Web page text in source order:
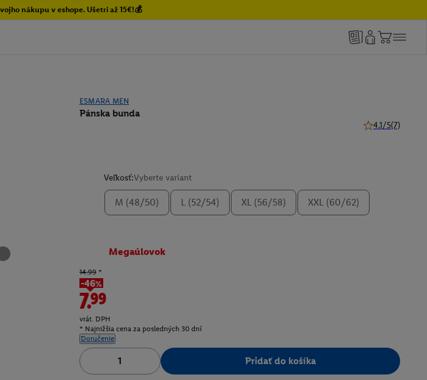
nákupu v eshope. Ušetri až 15€!💰
ESMARA MEN
Pánska bunda
4.1/5(7)
Veľkosť:Vyberte variant
M (48/50) L (52/54) XL (56/58) XXL (60/62)
Megaúlovok
14.99*
-46%
7.99
vrát. DPH
* Najnižšia cena za posledných 30 dní
Doručenie
Pridať do košíka